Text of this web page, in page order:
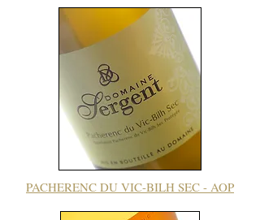
PACHERENC DU VIC-BILH SEC - AOP